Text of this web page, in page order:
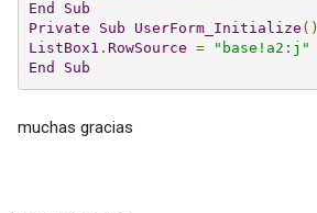
End
Sub
Private
Sub UserForm_Initialize ()
ListBox1 . RowSource = "base!a2:j"
End
Sub
muchas gracias